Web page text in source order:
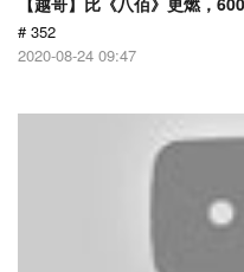
# 352
2020-08-24 09:47